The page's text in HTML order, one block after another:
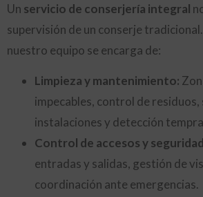
Un servicio de conserjería integral
supervisión de un conserje tradicional.
nuestro equipo se encarga de:
Limpieza y mantenimiento:
impecables, control de residuos,
instalaciones y detección
Control de accesos y
entradas y salidas, gestión de
coordinación ante emergencias.